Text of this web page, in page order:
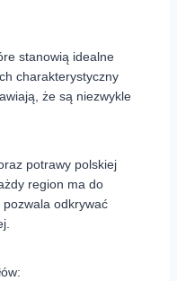
stanowią idealne
charakterystyczny
że są niezwykle
potrawy polskiej
region ma do
odkrywać